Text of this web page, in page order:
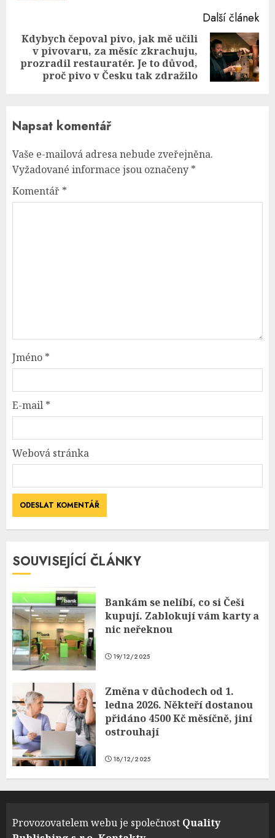
Další článek
Next
post:
Kdybych čepoval pivo, jak mě učili
v pivovaru, za měsíc zkrachuju,
prozradil restauratér. Je to důvod,
proč pivo v Česku tak zdražilo
Napsat komentář
Vaše e-mailová adresa nebude zveřejněna.
Vyžadované informace jsou označeny *
Komentář *
Jméno *
E-mail *
Webová stránka
SOUVISEJÍCÍ ČLÁNKY
Bankám se nelíbí, co si Češi
kupují. Zablokují vám karty a
nic neřeknou
19/12/2025
Změna v důchodech od 1.
ledna 2026. Někteří dostanou
přidáno 4500 Kč měsíčně, jiní
ostrouhají
18/12/2025
Provozovatelem webu je společnost Quality